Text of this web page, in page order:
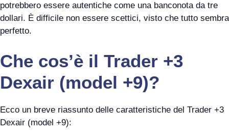
potrebbero essere autentiche come una banconota da tre
dollari. È difficile non essere scettici, visto che tutto sembra
perfetto.
Che cos’è il Trader +3
Dexair (model +9)?
Ecco un breve riassunto delle caratteristiche del Trader +3
Dexair (model +9):